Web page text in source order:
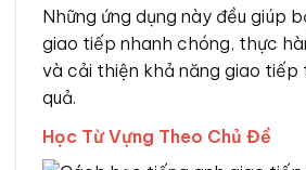
Những ứng dụng này đều giúp
giao tiếp nhanh chóng, thực
và cải thiện khả năng giao tiếp
quả.
Học Từ Vựng Theo Chủ Đề